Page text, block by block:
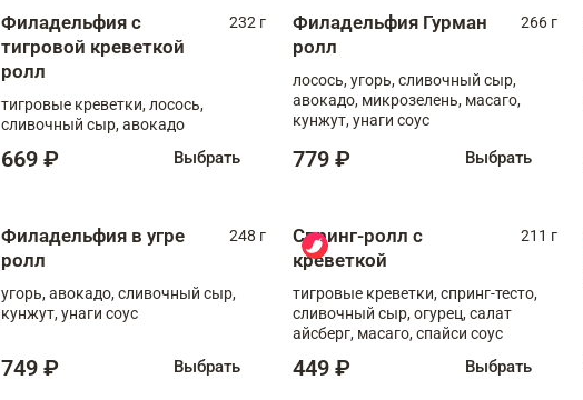
Филадельфия с
тигровой креветкой
ролл
232 г
тигровые креветки, лосось,
сливочный сыр, авокадо
669 ₽ Выбрать
Филадельфия Гурман
ролл
266 г
лосось, угорь, сливочный сыр,
авокадо, микрозелень, масаго,
кунжут, унаги соус
779 ₽ Выбрать
Филадельфия в угре
ролл
248 г
угорь, авокадо, сливочный сыр,
кунжут, унаги соус
749 ₽ Выбрать
Спринг-ролл с
креветкой
211 г
тигровые креветки, спринг-тесто,
сливочный сыр, огурец, салат
айсберг, масаго, спайси соус
449 ₽ Выбрать